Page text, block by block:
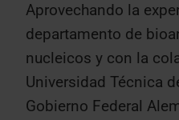
Aprovechando la
departamento de
nucleicos y con la
Universidad Técnica
Gobierno Federal